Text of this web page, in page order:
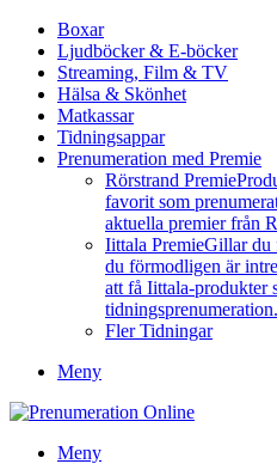
Boxar
Ljudböcker & E-böcker
Streaming, Film & TV
Hälsa & Skönhet
Matkassar
Tidningsappar
Prenumeration med Premie
Rörstrand Premie
favorit som
aktuella premier från
Iittala PremieGillar du
du förmodligen är
att få Iittala-produkter
tidningsprenumeration.
Fler Tidningar
Meny
Meny